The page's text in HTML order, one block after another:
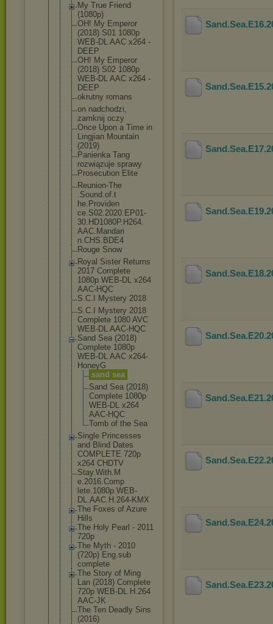
My True Friend
(1080p)
OH! My Emperor
(2018) S01 1080p
WEB-DL AAC x264 -
DEEP
OH! My Emperor
(2018) S02 1080p
WEB-DL AAC x264 -
DEEP
okrutny romans
on nadchodzi,
zamknij oczy
Once Upon a Time in
Lingjian Mountain
(2019)
Panienka Tang
rozwiązuje sprawy
Prosecution Elite
Reunion-The
.Sound.of.t
he.Providen
ce.S02.2020.EP01-
30.HD1080P.H264.
AAC.Mandari
n.CHS.BDE4
Rouge Snow
Royal Sister Returns
2017 Complete
1080p WEB-DL x264
AAC-HQC
S.C.I Mystery 2018
S.C.I Mystery 2018
Complete 1080 AVC
WEB-DL AAC-HQC
Sand Sea (2018)
Complete 1080p
WEB-DL AAC x264-
HoneyG
sand sea
Sand Sea (2018)
Complete 1080p
WEB-DL x264
AAC-HQC
Tomb of the Sea
Single Princesses
and Blind Dates
COMPLETE 720p
x264 CHDTV
Stay.With.M
e.2016.Comp
lete.1080p.WEB-
DL.AAC. H.264-KMX
The Foxes of Azure
Hills
The Holy Pearl - 2011
720p
The Myth - 2010
(720p) Eng.sub
complete
The Story of Ming
Lan (2018) Complete
720p WEB-DL H.264
AAC-JK
The Ten Deadly Sins
(2016)